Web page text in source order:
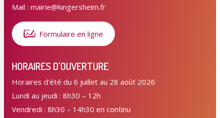
Mail : mairie@kingersheim.fr
Formulaire en ligne
HORAIRES D'OUVERTURE
Horaires d'été du 6 juillet au 28 août 2026
Lundi au jeudi : 8h30 – 12h
Vendredi : 8h30 – 14h30 en continu